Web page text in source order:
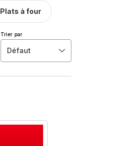
Plats à four
Trier par
Défaut